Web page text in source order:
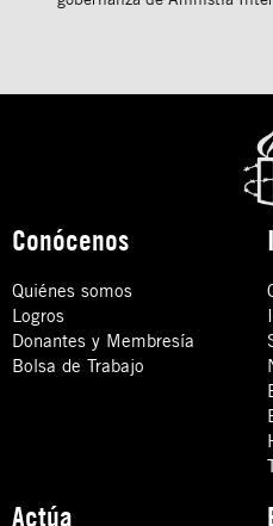
Conócenos
Quiénes somos
Logros
Donantes y Membresía
Bolsa de Trabajo
Actúa